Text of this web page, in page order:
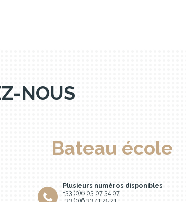
NOUS
Bateau école
Plusieurs numéros disponibles
+33 (0)6 03 07 34 07